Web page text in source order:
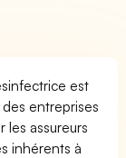
est
entreprises
les assureurs
inhérents à